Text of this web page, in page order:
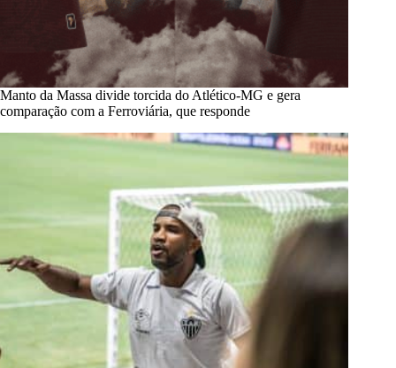
Manto da Massa divide torcida do Atlético-MG e gera
comparação com a Ferroviária, que responde